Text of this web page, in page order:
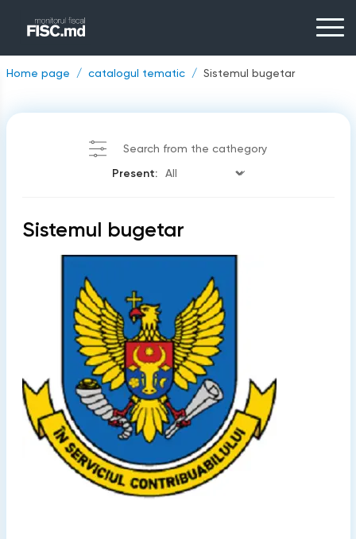
Home page catalogul tematic Sistemul bugetar
Search from the cathegory
Present:
Sistemul bugetar